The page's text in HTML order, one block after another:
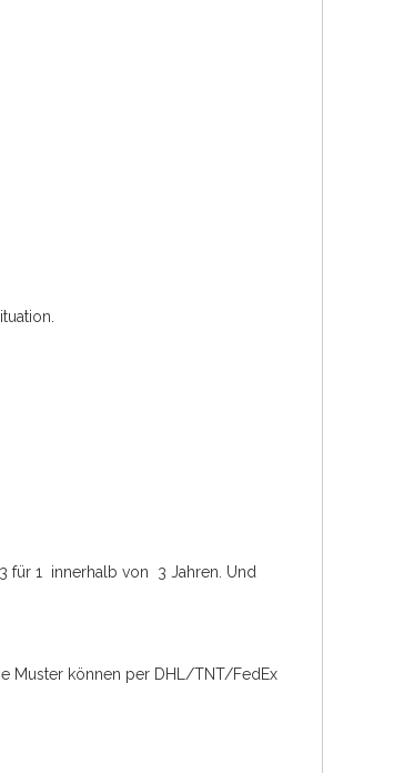
für 1 innerhalb von 3 Jahren. Und
Muster können per DHL/TNT/FedEx